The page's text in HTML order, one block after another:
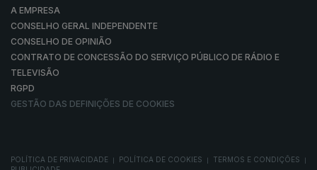
A EMPRESA
CONSELHO GERAL INDEPENDENTE
CONSELHO DE OPINIÃO
CONTRATO DE CONCESSÃO DO SERVIÇO PÚBLICO DE RÁDIO E
TELEVISÃO
RGPD
GESTÃO DAS DEFINIÇÕES DE COOKIES
POLÍTICA DE PRIVACIDADE POLÍTICA DE COOKIES TERMOS E CONDIÇÕES